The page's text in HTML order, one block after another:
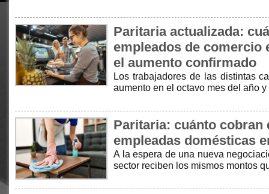
Paritaria actualizada:
empleados de comercio
el aumento confirmado
Los trabajadores de las distintas
aumento en el octavo mes del año
Paritaria: cuánto cobran
empleadas domésticas
A la espera de una nueva
sector reciben los mismos montos